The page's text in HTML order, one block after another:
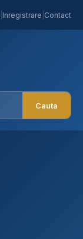
Inregistrare Contact
Cauta